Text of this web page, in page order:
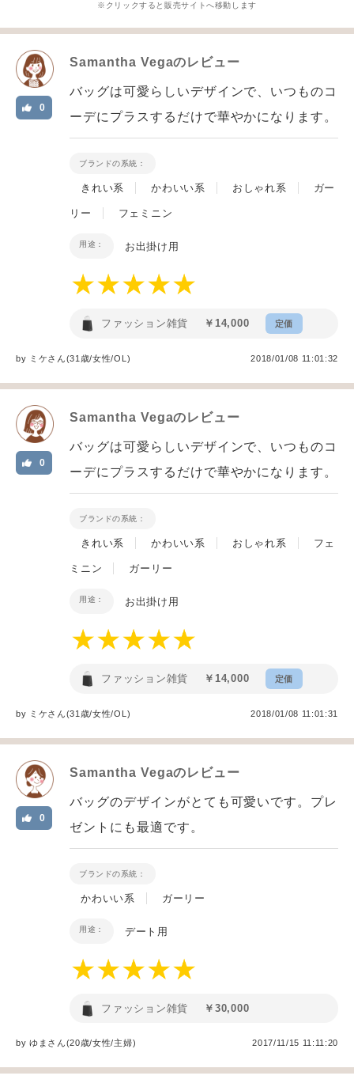
※クリックすると販売サイトへ移動します
Samantha Vegaのレビュー
0
バッグは可愛らしいデザインで、いつものコ
ーデにプラスするだけで華やかになります。
ブランドの系統：
きれい系 かわいい系 おしゃれ系 ガー
リー フェミニン
用途： お出掛け用
ファッション雑貨 ￥14,000 定価
by ミケさん(31歳/女性/OL ) 2018/01/08 11:01:32
Samantha Vegaのレビュー
0
バッグは可愛らしいデザインで、いつものコ
ーデにプラスするだけで華やかになります。
ブランドの系統：
きれい系 かわいい系 おしゃれ系 フェ
ミニン ガーリー
用途： お出掛け用
ファッション雑貨 ￥14,000 定価
by ミケさん(31歳/女性/OL ) 2018/01/08 11:01:31
Samantha Vegaのレビュー
0
バッグのデザインがとても可愛いです。プレ
ゼントにも最適です。
ブランドの系統：
かわいい系 ガーリー
用途： デート用
ファッション雑貨 ￥30,000
byゆま さん(20歳/女性/主婦) 2017/11/15 11:11:20